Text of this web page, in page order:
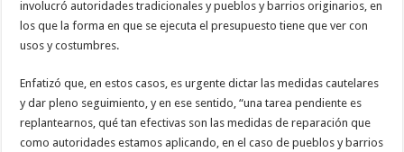
involucró autoridades tradicionales y pueblos y barrios originarios, en
los que la forma en que se ejecuta el presupuesto tiene que ver con
usos y costumbres.
Enfatizó que, en estos casos, es urgente dictar las medidas cautelares
y dar pleno seguimiento, y en ese sentido, “una tarea pendiente es
replantearnos, qué tan efectivas son las medidas de reparación que
como autoridades estamos aplicando, en el caso de pueblos y barrios